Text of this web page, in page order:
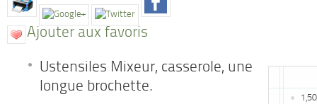
Ajouter aux favoris
Ustensiles Mixeur, casserole, une
longue brochette.